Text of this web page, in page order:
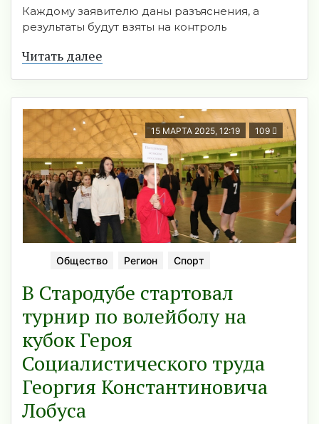
Каждому заявителю даны разъяснения, а
результаты будут взяты на контроль
Читать далее
15 МАРТА 2025, 12:19 109
Общество Регион Спорт
В Стародубе стартовал
турнир по волейболу на
кубок Героя
Социалистического труда
Георгия Константиновича
Лобуса